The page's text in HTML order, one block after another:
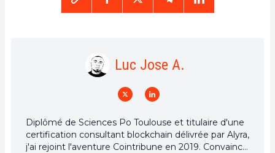
Luc Jose A.
Diplômé de Sciences Po Toulouse et titulaire d'une
certification consultant blockchain délivrée par Alyra,
j'ai rejoint l'aventure Cointribune en 2019. Convaincu